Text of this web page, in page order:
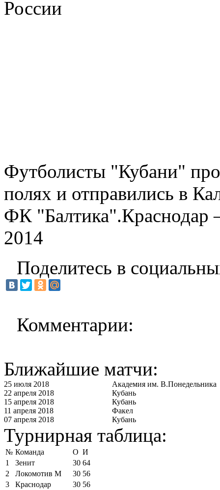
Футболисты "Кубани"
полях и отправились в
ФК "Балтика".Краснодар
2014
Поделитесь в
Комментарии:
Ближайшие матчи:
25 июля 2018
Академия им. В.Понедельника
22 апреля 2018
Кубань
15 апреля 2018
Кубань
11 апреля 2018
Факел
07 апреля 2018
Кубань
Турнирная таблица:
№ Команда О И
1
Зенит 30 64
2
Локомотив М 30 56
3
Краснодар 30 56